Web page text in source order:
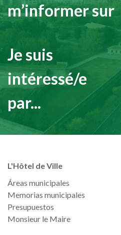
m’informer sur
Je suis
intéressé/e
par...
L'Hôtel de Ville
Áreas municipales
Memorias municipales
Presupuestos
Monsieur le Maire